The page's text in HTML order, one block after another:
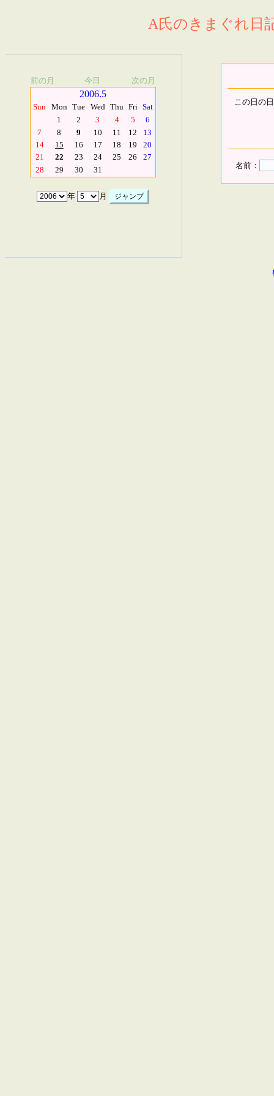
A氏のきまぐれ日
前の月 今日 次の月
2006.5
Sun Mon Tue Wed Thu Fri Sat
1
2 3 4 5
6
7
8 9 10 11 12
13
14
15 16 17 18 19
20
21
22 23 24 25 26
27
28
29 30 31
年 月
この日の
名前：